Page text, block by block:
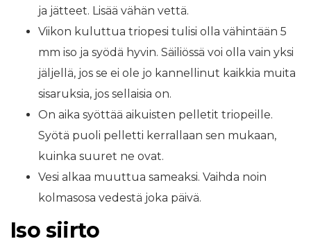
ja jätteet. Lisää vähän vettä.
Viikon kuluttua triopesi tulisi olla vähintään 5
mm iso ja syödä hyvin. Säiliössä voi olla vain yksi
jäljellä, jos se ei ole jo kannellinut kaikkia muita
sisaruksia, jos sellaisia ​​on.
On aika syöttää aikuisten pelletit triopeille.
Syötä puoli pelletti kerrallaan sen mukaan,
kuinka suuret ne ovat.
Vesi alkaa muuttua sameaksi. Vaihda noin
kolmasosa vedestä joka päivä.
Iso siirto